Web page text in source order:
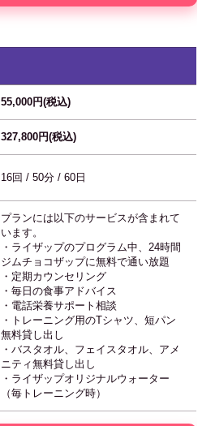
55,000円(税込)
327,800円(税込)
16回 / 50分 / 60日
プランには以下のサービスが含まれて
います。
・ライザップのプログラム中、24時間
ジムチョコザップに無料で通い放題
・定期カウンセリング
・毎日の食事アドバイス
・電話栄養サポート相談
・トレーニング用のTシャツ、短パン
無料貸し出し
・バスタオル、フェイスタオル、アメ
ニティ無料貸し出し
・ライザップオリジナルウォーター
（毎トレーニング時）